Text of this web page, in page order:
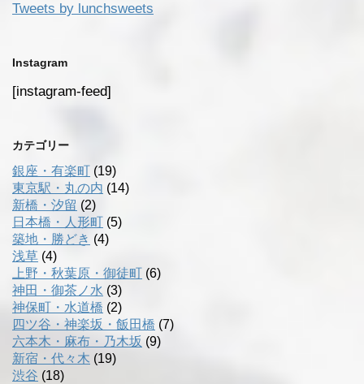
Tweets by lunchsweets
Instagram
[instagram-feed]
カテゴリー
銀座・有楽町 (19)
東京駅・丸の内 (14)
新橋・汐留 (2)
日本橋・人形町 (5)
築地・勝どき (4)
浅草 (4)
上野・秋葉原・御徒町 (6)
神田・御茶ノ水 (3)
神保町・水道橋 (2)
四ツ谷・神楽坂・飯田橋 (7)
六本木・麻布・乃木坂 (9)
新宿・代々木 (19)
渋谷 (18)